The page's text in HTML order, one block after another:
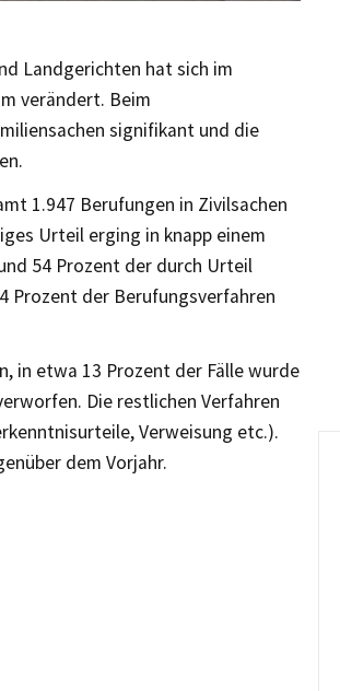
Landgerichten hat sich im
verändert. Beim
signifikant und die
1.947 Berufungen in Zivilsachen
Urteil erging in knapp einem
54 Prozent der durch Urteil
Prozent der Berufungsverfahren
in etwa 13 Prozent der Fälle wurde
Die restlichen Verfahren
Verweisung etc.).
dem Vorjahr.